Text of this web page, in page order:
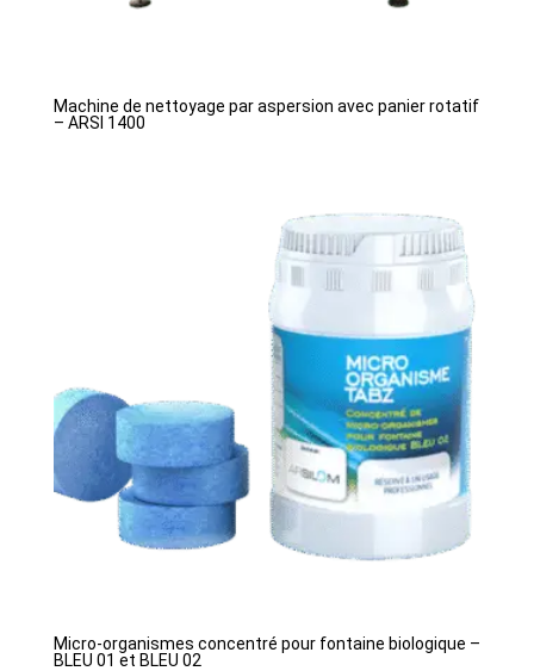
Machine de nettoyage par aspersion avec panier rotatif
– ARSI 1400
Micro-organismes concentré pour fontaine biologique –
BLEU 01 et BLEU 02